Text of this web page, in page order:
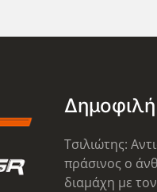
Τσιλιώτης:
πράσινος ο
διαμάχη με